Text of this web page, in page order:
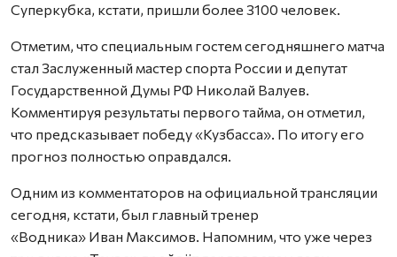
Суперкубка, кстати, пришли более 3100 человек.
Отметим, что специальным гостем сегодняшнего матча
стал Заслуженный мастер спорта России и депутат
Государственной Думы РФ Николай Валуев.
Комментируя результаты первого тайма, он отметил,
что предсказывает победу «Кузбасса». По итогу его
прогноз полностью оправдался.
Одним из комментаторов на официальной трансляции
сегодня, кстати, был главный тренер
«Водника» Иван Максимов. Напомним, что уже через